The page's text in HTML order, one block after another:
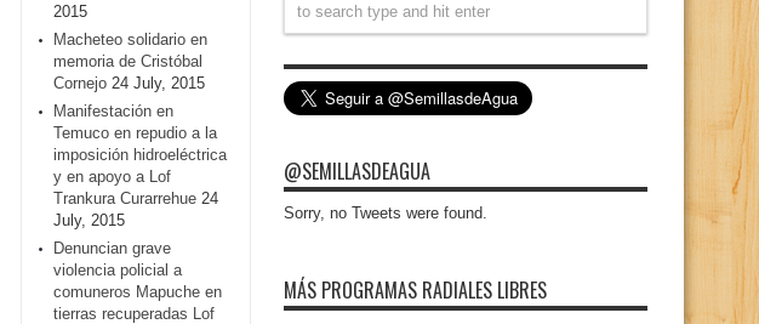
2015
Macheteo solidario en
memoria de Cristóbal
Cornejo 24 July, 2015
Manifestación en
Temuco en repudio a la
imposición hidroeléctrica
y en apoyo a Lof
Trankura Curarrehue 24
July, 2015
Denuncian grave
violencia policial a
comuneros Mapuche en
tierras recuperadas Lof
@SEMILLASDEAGUA
Sorry, no Tweets were found.
MÁS PROGRAMAS RADIALES LIBRES